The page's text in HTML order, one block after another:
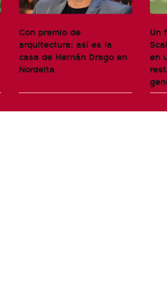
Con premio de
arquitectura: así es la
casa de Hernán Drago en
Nordelta
Un
en